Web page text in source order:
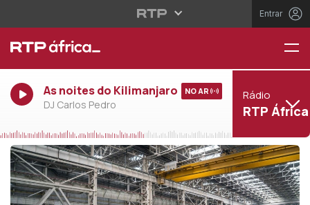
Entrar
As noites do Kilimanjaro
DJ Carlos Pedro
NO AR Rádio
RTP África